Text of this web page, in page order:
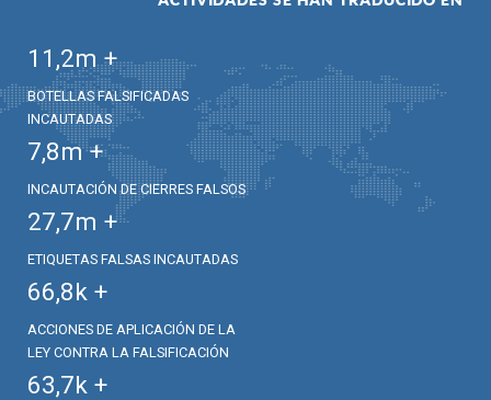
11,2m +
BOTELLAS FALSIFICADAS
INCAUTADAS
7,8m +
INCAUTACIÓN DE CIERRES FALSOS
27,7m +
ETIQUETAS FALSAS INCAUTADAS
66,8k +
ACCIONES DE APLICACIÓN DE LA
LEY CONTRA LA FALSIFICACIÓN
63,7k +